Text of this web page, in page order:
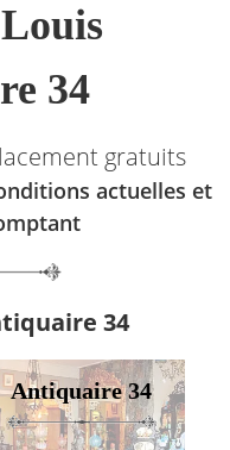
34
gratuits
actuelles et
34
Antiquaire 34